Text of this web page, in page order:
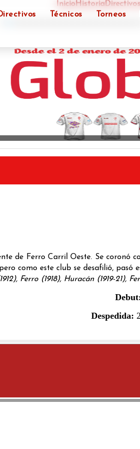
Técnicos Torneos
InicioHistoriaDirectivos
de Ferro Carril Oeste. Se coronó
como este club se desafilió, pasó
Ferro (1918), Huracán (1919-21),
Despedida: